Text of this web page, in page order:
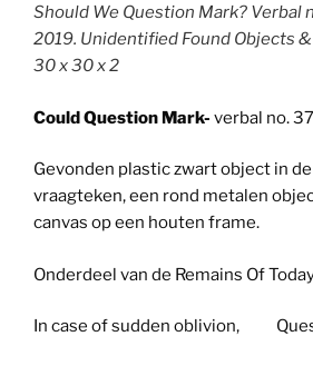
Should We Question Mark? Verbal
2019. Unidentified Found Objects
30 x 30 x 2
Could Question Mark- verbal no.
Gevonden plastic zwart object in
vraagteken, een rond metalen
canvas op een houten frame.
Onderdeel van de Remains Of
In case of sudden oblivion,